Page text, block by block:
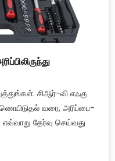
சிஆர்-வி எஃகு
வரை, அரிப்பை-
எவ்வாறு தேர்வு செய்வது